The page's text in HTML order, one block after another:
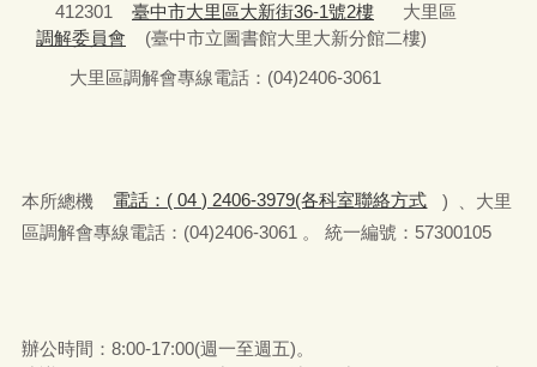
412301 臺中市大里區大新街36-1號2樓
大里區
調解委員會
(臺中市立圖書館大里大新分館二樓)
大里區調解會專線電話：(04)2406-3061
本所總機 電話：( 04 ) 2406-3979(各科室聯絡方式
) 、大里
區調解會專線電話：(04)2406-3061 。 統一編號：57300105
辦公時間：8:00-17:00(週一至週五)。